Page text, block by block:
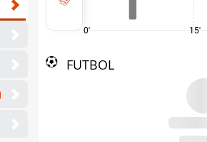
0' 15'
FUTBOL